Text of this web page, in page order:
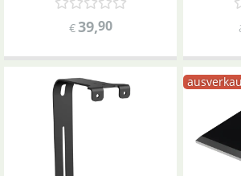
€39,90